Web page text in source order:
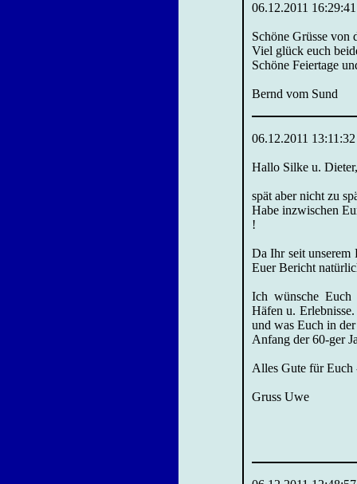
06.12.2011 16:29:41
Schöne Grüsse von
Viel glück euch
Schöne Feiertage
Bernd vom Sund
06.12.2011 13:11:32
Hallo Silke u. Dieter,
spät aber nicht zu
Habe inzwischen
!
Da Ihr seit unserem
Euer Bericht
Ich wünsche Euch
Häfen u.
und was Euch in
Anfang der 60-ger
Alles Gute für Euch
Gruss Uwe